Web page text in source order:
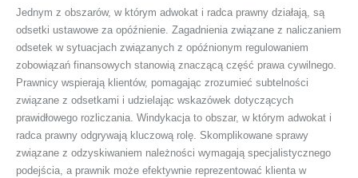
Jednym z obszarów, w którym adwokat i radca prawny działają, są
odsetki ustawowe za opóźnienie. Zagadnienia związane z naliczaniem
odsetek w sytuacjach związanych z opóźnionym regulowaniem
zobowiązań finansowych stanowią znaczącą część prawa cywilnego.
Prawnicy wspierają klientów, pomagając zrozumieć subtelności
związane z odsetkami i udzielając wskazówek dotyczących
prawidłowego rozliczania. Windykacja to obszar, w którym adwokat i
radca prawny odgrywają kluczową rolę. Skomplikowane sprawy
związane z odzyskiwaniem należności wymagają specjalistycznego
podejścia, a prawnik może efektywnie reprezentować klienta w